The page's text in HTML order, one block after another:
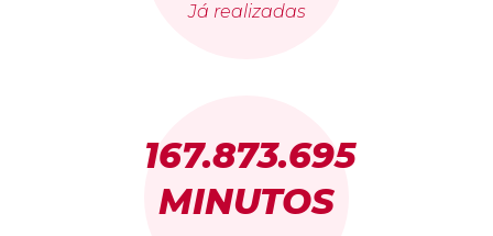
Já realizadas
167.873.695
MINUTOS